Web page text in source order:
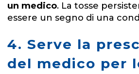
un medico. La tosse
essere un segno di una
4. Serve la
del medico per